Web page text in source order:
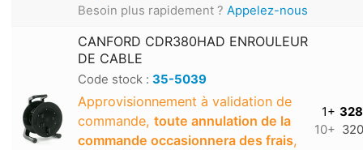
Besoin plus rapidement ? Appelez-nous
CANFORD CDR380HAD ENROULEUR
DE CABLE
Code stock : 35-5039
Approvisionnement à validation de
commande, toute annulation de la
commande occasionnera des frais,
1+
10+